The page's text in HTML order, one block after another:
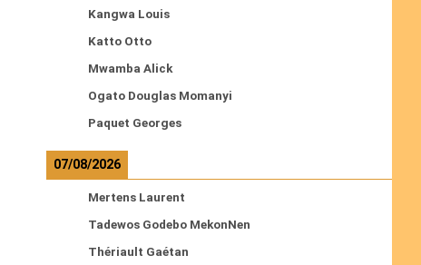
Kangwa Louis
Katto Otto
Mwamba Alick
Ogato Douglas Momanyi
Paquet Georges
07/08/2026
Mertens Laurent
Tadewos Godebo MekonNen
Thériault Gaétan